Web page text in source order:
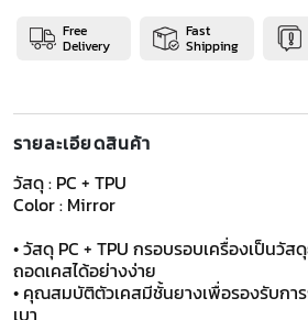
Free
Delivery
Fast
Shipping
รายละเอียดสินค้า
วัสดุ : PC + TPU
Color : Mirror
• วัสดุ PC + TPU กรอบรอบเครื่องเป็นวั
ถอดเคสได้อย่างง่าย
• คุณสมบัติตัวเคสมีชั้นยางเพื่อรองรับกา
เบา